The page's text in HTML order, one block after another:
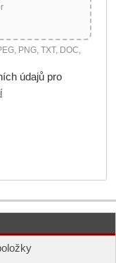
PNG, TXT, DOC,
údajů pro